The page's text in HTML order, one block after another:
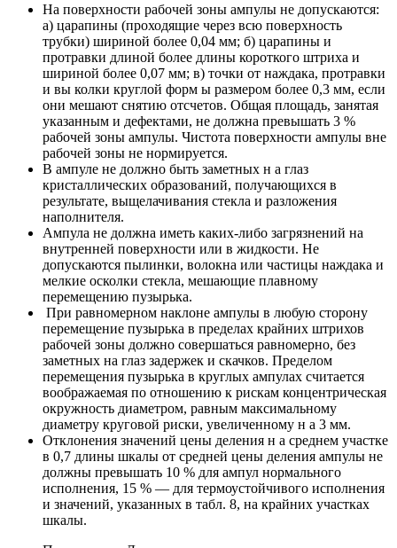
На поверхности рабочей зоны ампулы не допускаются:
а) царапины (проходящие через всю поверхность
трубки) шириной более 0,04 мм; б) царапины и
протравки длиной более длины короткого штриха и
шириной более 0,07 мм; в) точки от наждака, протравки
и вы колки круглой форм ы размером более 0,3 мм, если
они мешают снятию отсчетов. Общая площадь, занятая
указанным и дефектами, не должна превышать 3 %
рабочей зоны ампулы. Чистота поверхности ампулы вне
рабочей зоны не нормируется.
В ампуле не должно быть заметных н а глаз
кристаллических образований, получающихся в
результате, выщелачивания стекла и разложения
наполнителя.
Ампула не должна иметь каких-либо загрязнений на
внутренней поверхности или в жидкости. Не
допускаются пылинки, волокна или частицы наждака и
мелкие осколки стекла, мешающие плавному
перемещению пузырька.
При равномерном наклоне ампулы в любую сторону
перемещение пузырька в пределах крайних штрихов
рабочей зоны должно совершаться равномерно, без
заметных на глаз задержек и скачков. Пределом
перемещения пузырька в круглых ампулах считается
воображаемая по отношению к рискам концентрическая
окружность диаметром, равным максимальному
диаметру круговой риски, увеличенному н а 3 мм.
Отклонения значений цены деления н а среднем участке
в 0,7 длины шкалы от средней цены деления ампулы не
должны превышать 10 % для ампул нормального
исполнения, 15 % — для термоустойчивого исполнения
и значений, указанных в табл. 8, на крайних участках
шкалы.